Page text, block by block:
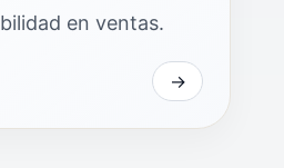
en ventas.